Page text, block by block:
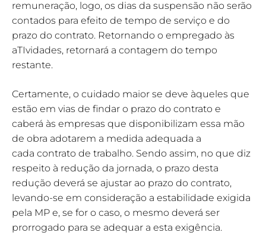
remuneração, logo, os dias da suspensão não serão
contados para efeito de tempo de serviço e do
prazo do contrato. Retornando o empregado às
aTIvidades, retornará a contagem do tempo
restante.
Certamente, o cuidado maior se deve àqueles que
estão em vias de findar o prazo do contrato e
caberá às empresas que disponibilizam essa mão
de obra adotarem a medida adequada a
cada contrato de trabalho. Sendo assim, no que diz
respeito à redução da jornada, o prazo desta
redução deverá se ajustar ao prazo do contrato,
levando-se em consideração a estabilidade exigida
pela MP e, se for o caso, o mesmo deverá ser
prorrogado para se adequar a esta exigência.